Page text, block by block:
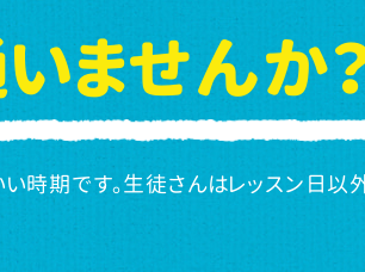
ませんか
時期です。生徒さんはレッスン日